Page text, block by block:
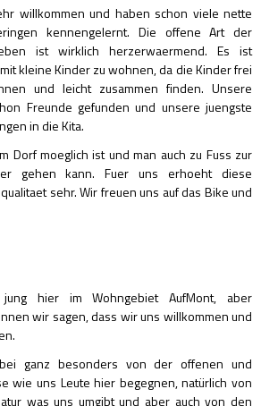
willkommen und haben schon viele nette
kennengelernt. Die offene Art der
ist wirklich herzerwaermend. Es ist
kleine Kinder zu wohnen, da die Kinder frei
und leicht zusammen finden. Unsere
Freunde gefunden und unsere juengste
in die Kita.
Dorf moeglich ist und man auch zu Fuss zur
gehen kann. Fuer uns erhoeht diese
sehr. Wir freuen uns auf das Bike und
hier im Wohngebiet AufMont, aber
wir sagen, dass wir uns willkommen und
ganz besonders von der offenen und
wie uns Leute hier begegnen, natürlich von
was uns umgibt und aber auch von den